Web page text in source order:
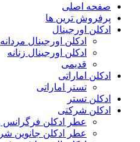
صفحه اصلی
پرفروش ترین ها
ادکلن اورجینال
ادکلن اورجینال مردانه
ادکلن اورجینال زنانه
قدیمی
ادکلن اماراتی
تستر اماراتی
ادکلن تستر
ادکلن شرکتی
عطر ادکلن
عطر ادکلن جانوین